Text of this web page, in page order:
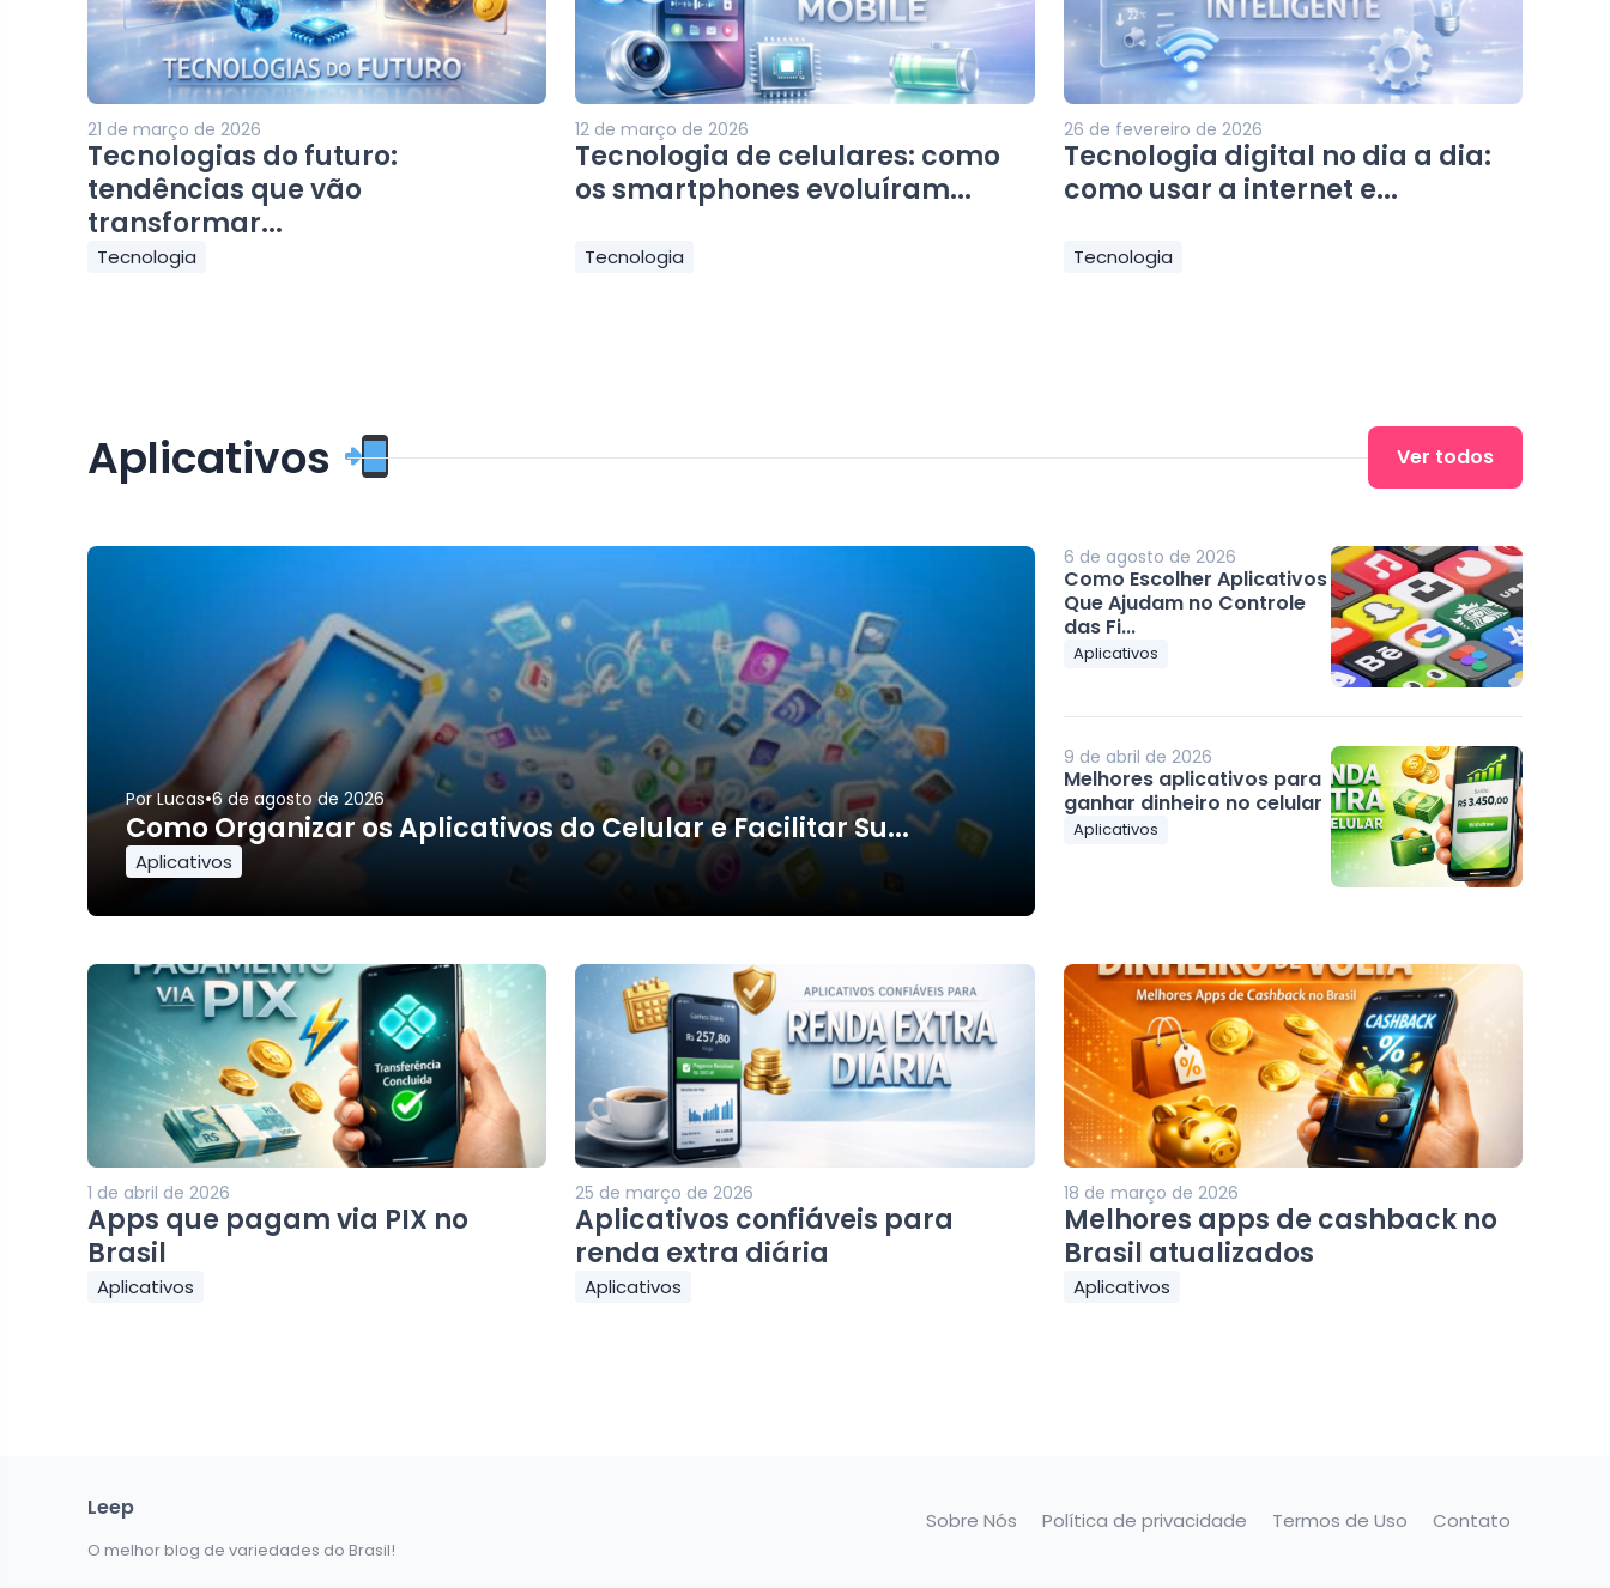
21 de março de 2026
Tecnologias do futuro:
tendências que vão
transformar...
Tecnologia
12 de março de 2026
Tecnologia de celulares: como
os smartphones evoluíram...
Tecnologia
26 de fevereiro de 2026
Tecnologia digital no dia a dia:
como usar a internet e...
Tecnologia
Aplicativos Ver todos
PorLucas•6 de agosto de 2026
Como Organizar os Aplicativos do Celular e Facilitar Su...
Aplicativos
6 de agosto de 2026
Como Escolher Aplicativos
Que Ajudam no Controle
das Fi...
Aplicativos
9 de abril de 2026
Melhores aplicativos para
ganhar dinheiro no celular
Aplicativos
1 de abril de 2026
Apps que pagam via PIX no
Brasil
Aplicativos
25 de março de 2026
Aplicativos confiáveis para
renda extra diária
Aplicativos
18 de março de 2026
Melhores apps de cashback no
Brasil atualizados
Aplicativos
Leep
O melhor blog de variedades do Brasil!
Sobre Nós Política de privacidade Termos de Uso Contato